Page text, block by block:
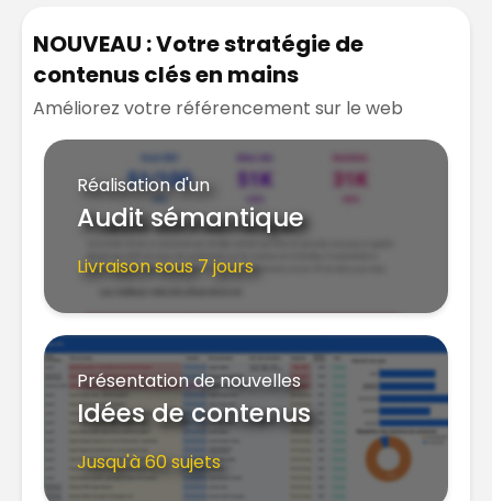
NOUVEAU : Votre stratégie de
contenus clés en mains
Améliorez votre référencement sur le web
Réalisation d'un
Audit sémantique
Livraison sous 7 jours
Présentation de nouvelles
Idées de contenus
Jusqu'à 60 sujets